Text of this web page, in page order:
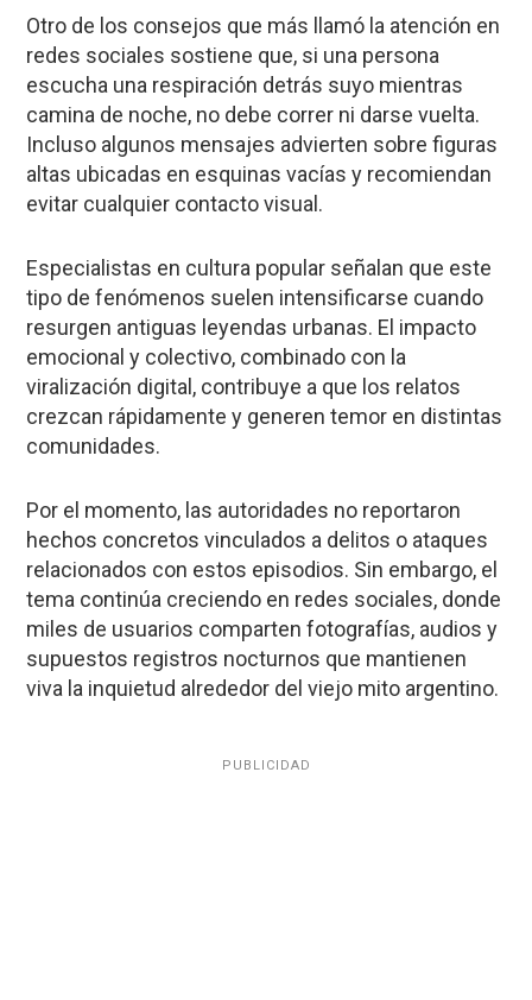
Otro de los consejos que más llamó la atención en
redes sociales sostiene que, si una persona
escucha una respiración detrás suyo mientras
camina de noche, no debe correr ni darse vuelta.
Incluso algunos mensajes advierten sobre figuras
altas ubicadas en esquinas vacías y recomiendan
evitar cualquier contacto visual.
Especialistas en cultura popular señalan que este
tipo de fenómenos suelen intensificarse cuando
resurgen antiguas leyendas urbanas. El impacto
emocional y colectivo, combinado con la
viralización digital, contribuye a que los relatos
crezcan rápidamente y generen temor en distintas
comunidades.
Por el momento, las autoridades no reportaron
hechos concretos vinculados a delitos o ataques
relacionados con estos episodios. Sin embargo, el
tema continúa creciendo en redes sociales, donde
miles de usuarios comparten fotografías, audios y
supuestos registros nocturnos que mantienen
viva la inquietud alrededor del viejo mito argentino.
PUBLICIDAD